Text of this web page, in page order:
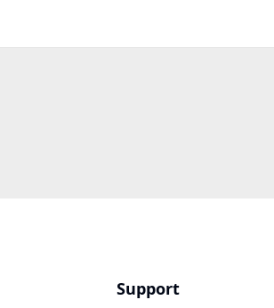
Support